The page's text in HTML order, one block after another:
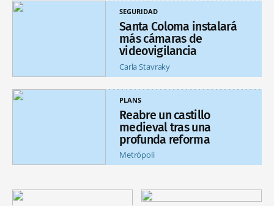
SEGURIDAD
Santa Coloma instalará
más cámaras de
videovigilancia
Carla Stavraky
PLANS
Reabre un castillo
medieval tras una
profunda reforma
Metrópoli